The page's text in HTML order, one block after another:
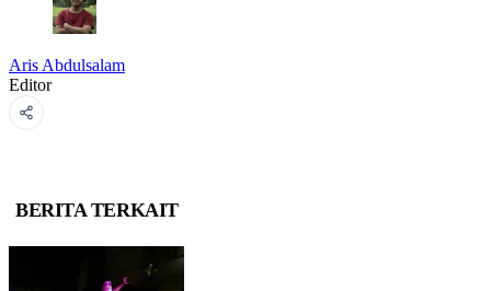
Aris Abdulsalam
Editor
BERITA TERKAIT